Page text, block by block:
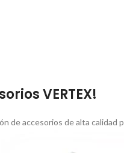
VERTEX!
de accesorios de alta